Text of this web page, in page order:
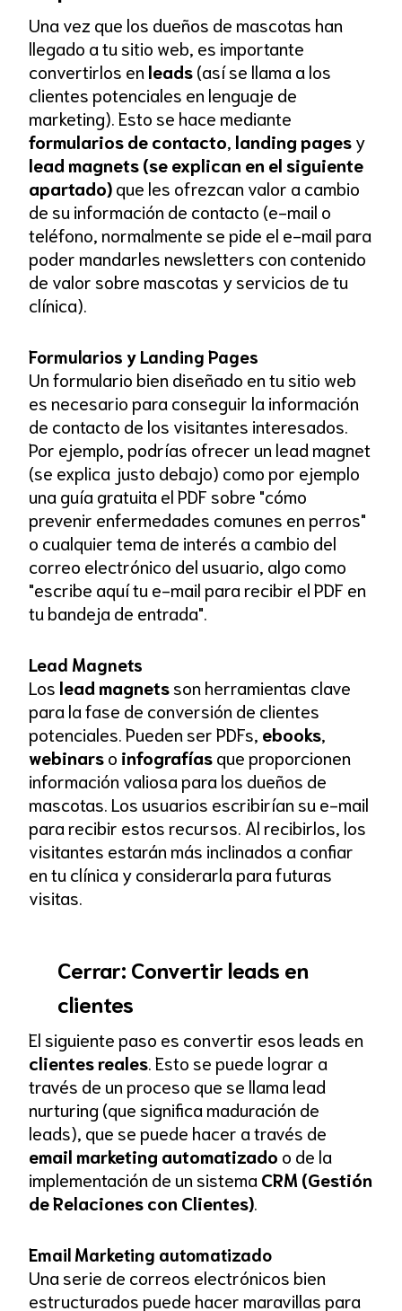
Una vez que los dueños de mascotas han
llegado a tu sitio web, es importante
convertirlos en leads(así se llama a los
clientes potenciales en lenguaje de
marketing). Esto se hace mediante
formularios de contacto, landing pagesy
lead magnets (se explican en el siguiente
apartado)que les ofrezcan valor a cambio
de su información de contacto (e-mail o
teléfono, normalmente se pide el e-mail para
poder mandarles newsletters con contenido
de valor sobre mascotas y servicios de tu
clínica).
Formularios y Landing Pages
Un formulario bien diseñado en tu sitio web
es necesario para conseguir la información
de contacto de los visitantes interesados.
Por ejemplo, podrías ofrecer un lead magnet
(se explica justo debajo) como por ejemplo
una guía gratuita el PDF sobre "cómo
prevenir enfermedades comunes en perros"
o cualquier tema de interés a cambio del
correo electrónico del usuario, algo como
"escribe aquí tu e-mail para recibir el PDF en
tu bandeja de entrada".
Lead Magnets
Los lead magnetsson herramientas clave
para la fase de conversión de clientes
potenciales. Pueden ser PDFs, ebooks,
webinarso infografíasque proporcionen
información valiosa para los dueños de
mascotas. Los usuarios escribirían su e-mail
para recibir estos recursos. Al recibirlos, los
visitantes estarán más inclinados a confiar
en tu clínica y considerarla para futuras
visitas.
Cerrar: Convertir leads en
clientes
El siguiente paso es convertir esos leads en
clientes reales. Esto se puede lograr a
través de un proceso que se llama lead
nurturing (que significa maduración de
leads), que se puede hacer a través de
email marketing automatizado o de la
implementación de un sistemaCRM (Gestión
de Relaciones con Clientes).
Email Marketing automatizado
Una serie de correos electrónicos bien
estructurados puede hacer maravillas para